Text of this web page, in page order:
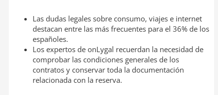
I
n
t
i
r
Las dudas legales sobre consumo, viajes e internet
destacan entre las más frecuentes para el 36% de los
españoles.
Los expertos de onLygal recuerdan la necesidad de
comprobar las condiciones generales de los
contratos y conservar toda la documentación
relacionada con la reserva.